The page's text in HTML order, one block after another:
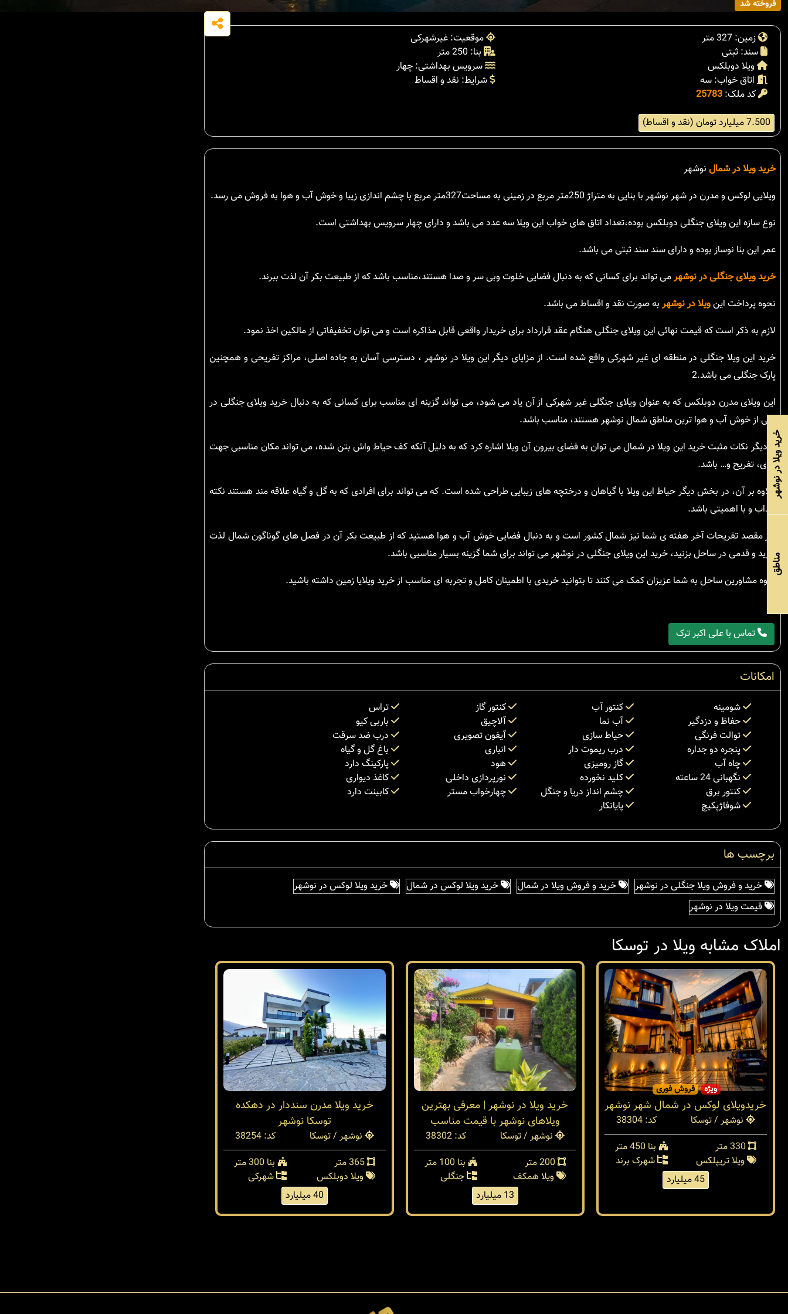
فروخته شد
زمین: 327 متر
موقعیت: غیرشهرکی
سند: ثبتی
بنا: 250 متر
ویلا دوبلکس
سرویس بهداشتی: چهار
اتاق خواب: سه
شرایط: نقد و اقساط
کد ملک: 25783
7.500 میلیارد تومان (نقد و اقساط)
خرید ویلا در شمال نوشهر
ویلایی لوکس و مدرن در شهر نوشهر با بنایی به متراژ 250متر مربع در زمینی به مساحت327متر مربع با چشم اندازی زیبا و خوش آب و هوا به فروش می رسد.
نوع سازه این ویلای جنگلی دوبلکس بوده،تعداد اتاق های خواب این ویلا سه عدد می باشد و دارای چهار سرویس بهداشتی است.
عمر این بنا نوساز بوده و دارای سند سند ثبتی می باشد.
خرید ویلای جنگلی در نوشهرمی تواند برای کسانی که به دنبال فضایی خلوت وبی سر و صدا هستند،مناسب باشد که از طبیعت بکر آن لذت ببرند.
نحوه پرداخت اینویلا در نوشهر به صورت نقد و اقساط می باشد.
لازم به ذکر است که قیمت نهائی این ویلای جنگلی هنگام عقد قرارداد برای خریدار واقعی قابل مذاکره است و می توان تخفیفاتی از مالکین اخذ نمود.
خرید این ویلا جنگلی در منطقه ای غیر شهرکی واقع شده است. از مزایای دیگر این ویلا در نوشهر ، دسترسی آسان به جاده اصلی، مراکز تفریحی و همچنین
پارک جنگلی می باشد.2
این ویلای مدرن دوبلکس که به عنوان ویلای جنگلی غیر شهرکی از آن یاد می شود، می تواند گزینه ای مناسب برای کسانی که به دنبال خرید ویلای جنگلی در
یکی از خوش آب و هوا ترین مناطق شمال نوشهر هستند، مناسب باشد.
از دیگر نکات مثبت خرید این ویلا در شمال می توان به فضای بیرون آن ویلا اشاره کرد که به دلیل آنکه کف حیاط واش بتن شده، می تواند مکان مناسبی جهت
بازی، تفریح و… باشد.
علاوه بر آن، در بخش دیگر حیاط این ویلا با گیاهان و درختچه های زیبایی طراحی شده است. که می تواند برای افرادی که به گل و گیاه علاقه مند هستند نکته
جذاب و با اهمیتی باشد.
اگر مقصد تفریحات آخر هفته ی شما نیز شمال کشور است و به دنبال فضایی خوش آب و هوا هستید که از طبیعت بکر آن در فصل های گوناگون شمال لذت
ببرید و قدمی در ساحل بزنید، خرید این ویلای جنگلی در نوشهر می تواند برای شما گزینه بسیار مناسبی باشد.
گروه مشاورین ساحل به شما عزیزان کمک می کنند تا بتوانید خریدی با اطمینان کامل و تجربه ای مناسب از خرید ویلایا زمین داشته باشید.
تماس با علی اکبر ترک
امکانات
شومینه کنتور آب کنتور گاز
تراس
حفاظ و دزدگیر
آب نما آلاچیق
باربی کیو
توالت فرنگی
حیاط سازی آیفون تصویری
درب ضد سرقت
پنجره دو جداره
درب ریموت دار انباری
باغ گل و گیاه
چاه آب
گاز رومیزی هود
پارکینگ دارد
نگهبانی 24 ساعته
کلید نخورده نورپردازی داخلی
کاغذ دیواری
کنتور برق
چشم انداز دریا و جنگل چهارخواب مستر
کابینت دارد
شوفاژپکیچ
پایانکار
برچسب ها
خرید و فروش ویلا جنگلی در نوشهر خرید و فروش ویلا در شمال خرید ویلا لوکس در شمال
خرید ویلا لوکس در نوشهر
قیمت ویلا در نوشهر
املاک مشابه ویلا در توسکا
ویژه فروش فوری
خریدویلای لوکس در شمال شهر نوشهر
نوشهر / توسکا
کد: 38304
بنا 450 متر
ویلا تریپلکس
شهرک برند
45 میلیارد
خرید ویلا در نوشهر | معرفی بهترین
ویلاهای نوشهر با قیمت مناسب
نوشهر / توسکا
کد: 38302
بنا 100 متر
ویلا همکف
جنگلی
13 میلیارد
خرید ویلا مدرن سنددار در دهکده
توسکا نوشهر
نوشهر / توسکا
کد: 38254
365 متر
بنا 300 متر
ویلا دوبلکس
شهرکی
40 میلیارد
خرید ویلا در نوشهر
مناطق